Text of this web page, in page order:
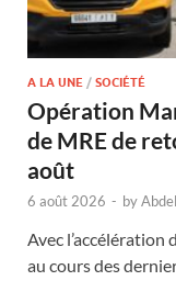
A LA UNE / SOCIÉTÉ
Opération
de MRE de
août
6 août 2026 - by
Avec l’accélération
au cours des